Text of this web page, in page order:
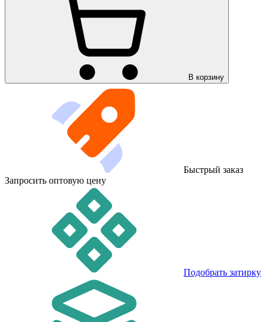
В корзину
Быстрый заказ
Запросить оптовую цену
Подобрать затирку